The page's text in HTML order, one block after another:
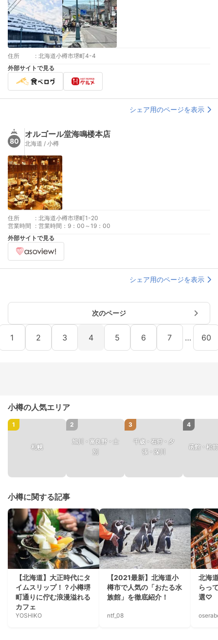
住所 : 北海道小樽市堺町4-4
外部サイトで見る
シェア用のページを表示
80
オルゴール堂海鳴楼本店
北海道 / 小樽
住所 : 北海道小樽市堺町1-20
営業時間
: 営業時間：9：00～19：00
外部サイトで見る
シェア用のページを表示
次のページ
1 2 3 4 5 6 7 … 60
小樽の人気エリア
1
札幌
2
旭川・富良野・士
別
3
千歳・石狩・夕
張・深川
4
函館・松
小樽に関する記事
【北海道】大正時代にタ
イムスリップ！？小樽堺
町通りに佇む浪漫溢れる
カフェ
YOSHIKO
【2021最新】北海道小
樽市で人気の「おたる水
族館」を徹底紹介！
ntf_08
北海
らっ
選♡